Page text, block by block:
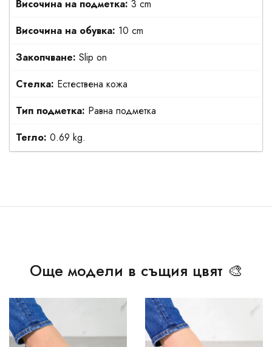
Височина на подметка: 3 cm
Височина на обувка: 10 cm
Закопчване: Slip on
Стелка: Естествена кожа
Тип подметка: Равна подметка
Тегло: 0.69 kg.
Още модели в същия цвят 🎨